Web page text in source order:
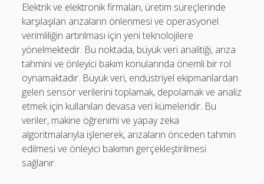
Elektrik ve elektronik firmaları, üretim süreçlerinde
karşılaşılan arızaların önlenmesi ve operasyonel
verimliliğin artırılması için yeni teknolojilere
yönelmektedir. Bu noktada, büyük veri analitiği, arıza
tahmini ve önleyici bakım konularında önemli bir rol
oynamaktadır. Büyük veri, endüstriyel ekipmanlardan
gelen sensör verilerini toplamak, depolamak ve analiz
etmek için kullanılan devasa veri kümeleridir. Bu
veriler, makine öğrenimi ve yapay zeka
algoritmalarıyla işlenerek, arızaların önceden tahmin
edilmesi ve önleyici bakımın gerçekleştirilmesi
sağlanır.